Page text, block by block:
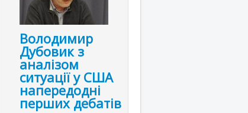
Володимир
Дубовик з
аналізом
ситуації у США
напередодні
перших дебатів